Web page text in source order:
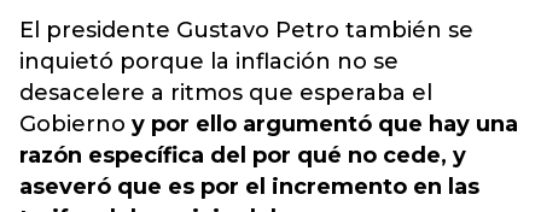
El presidente Gustavo Petro también se
inquietó porque la inflación no se
desacelere a ritmos que esperaba el
Gobierno y por ello argumentó que hay una
razón específica del por qué no cede, y
aseveró que es por el incremento en las